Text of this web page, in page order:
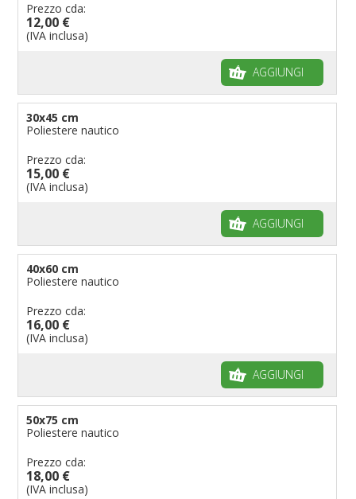
Bandiere per riserve naturali e parchi
Bandiere per musicisti
pennoni per bandiere
Prezzo cda:
12,00 €
(IVA inclusa)
AGGIUNGI
30x45 cm
Poliestere nautico
Prezzo cda:
15,00 €
(IVA inclusa)
AGGIUNGI
40x60 cm
Poliestere nautico
Prezzo cda:
16,00 €
(IVA inclusa)
AGGIUNGI
50x75 cm
Poliestere nautico
Prezzo cda:
18,00 €
(IVA inclusa)